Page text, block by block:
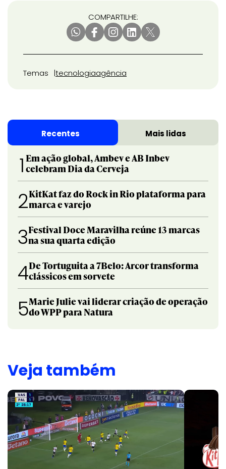
COMPARTILHE:
Temas tecnologiaagência
Recentes Mais lidas
1 Em ação global, Ambev e AB Inbev
celebram Dia da Cerveja
2KitKat faz do Rock in Rio plataforma para
marca e varejo
3Festival Doce Maravilha reúne 13 marcas
na sua quarta edição
4De Tortuguita a 7Belo: Arcor transforma
clássicos em sorvete
5Marie Julie vai liderar criação de operação
do WPP para Natura
Veja também